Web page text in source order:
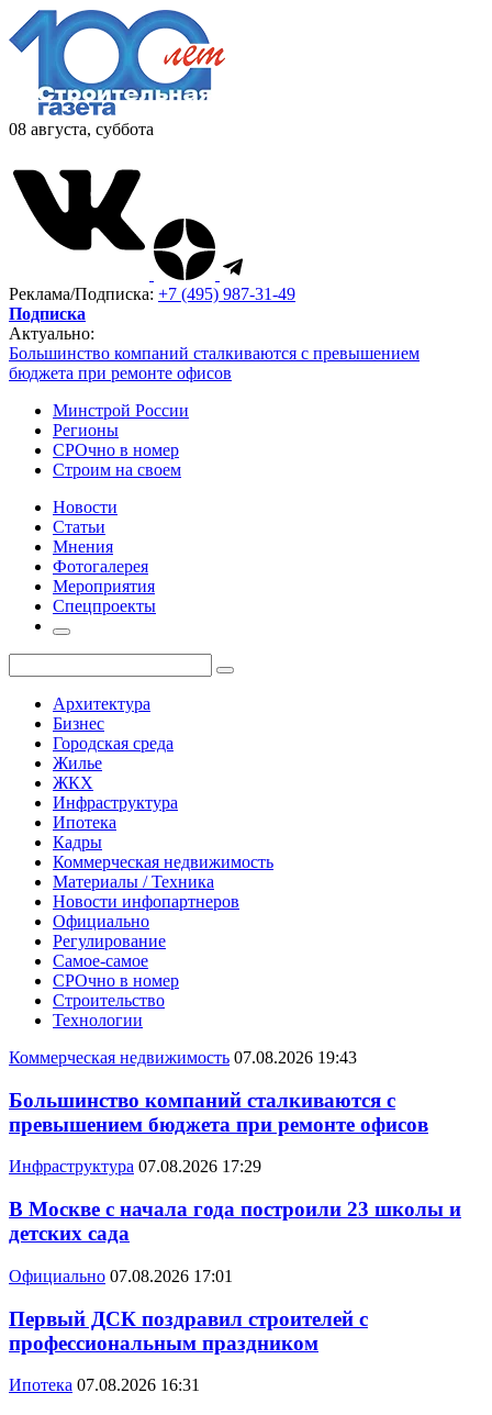
08 августа, суббота
Реклама/Подписка: +7 (495) 987-31-49
Подписка
Актуально:
Большинство компаний сталкиваются с превышением
бюджета при ремонте офисов
Минстрой России
Регионы
СРОчно в номер
Строим на своем
Новости
Статьи
Мнения
Фотогалерея
Мероприятия
Спецпроекты
Архитектура
Бизнес
Городская среда
Жилье
ЖКХ
Инфраструктура
Ипотека
Кадры
Коммерческая недвижимость
Материалы / Техника
Новости инфопартнеров
Официально
Регулирование
Самое-самое
СРОчно в номер
Строительство
Технологии
Коммерческая недвижимость 07.08.2026 19:43
Большинство компаний сталкиваются с
превышением бюджета при ремонте офисов
Инфраструктура 07.08.2026 17:29
В Москве с начала года построили 23 школы и
детских сада
Официально 07.08.2026 17:01
Первый ДСК поздравил строителей с
профессиональным праздником
Ипотека 07.08.2026 16:31